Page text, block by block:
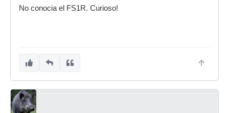
No conocia el FS1R. Curioso!